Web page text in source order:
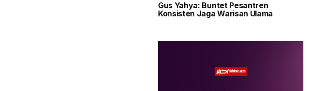
Gus Yahya: Buntet Pesantren
Konsisten Jaga Warisan Ulama